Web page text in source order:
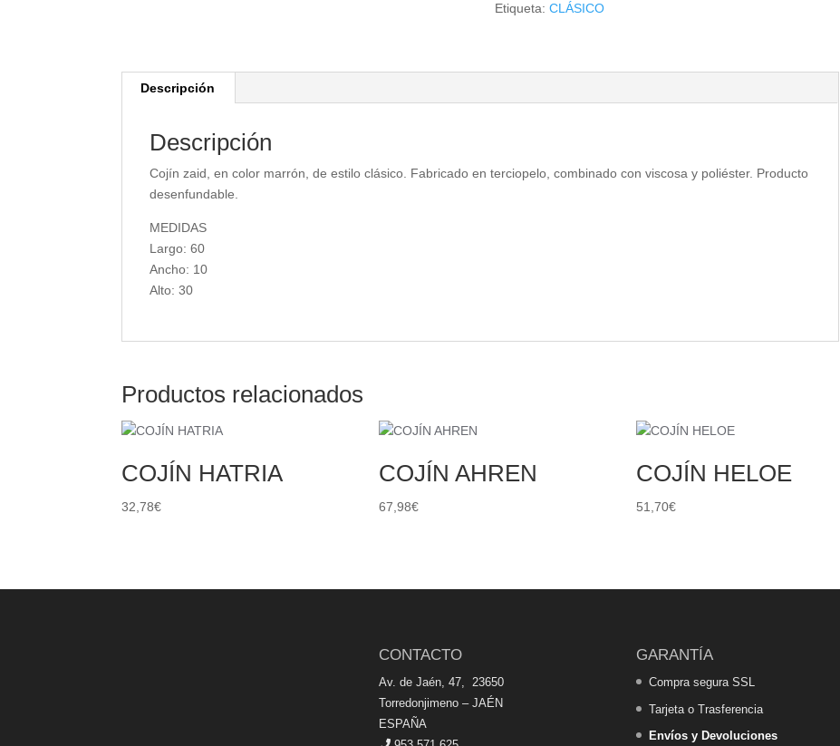
Etiqueta:CLÁSICO
Descripción
Descripción
Cojín zaid, en color marrón, de estilo clásico. Fabricado en terciopelo, combinado con viscosa y poliéster. Producto
desenfundable.
MEDIDAS
Largo: 60
Ancho: 10
Alto: 30
Productos relacionados
COJÍN HATRIA
32,78€
COJÍN AHREN
67,98€
COJÍN HELOE
51,70€
CONTACTO
Av. de Jaén, 47, 23650
Torredonjimeno – JAÉN
ESPAÑA
GARANTÍA
Compra segura SSL
Tarjeta o Trasferencia
Envíos y Devoluciones